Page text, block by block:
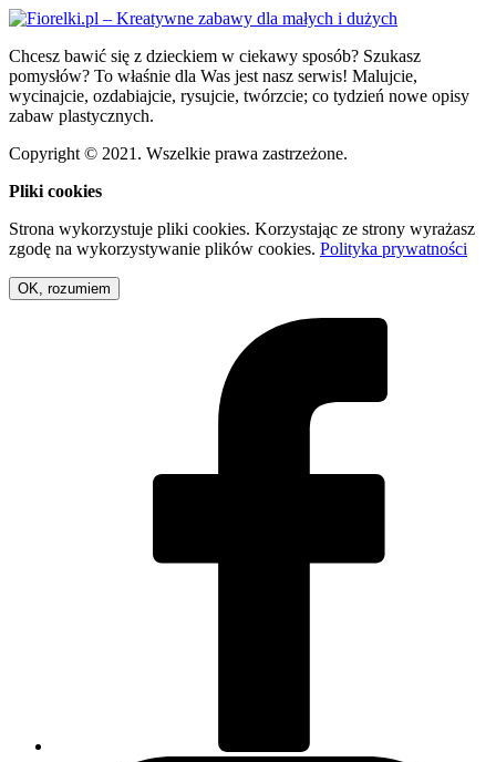
Chcesz bawić się z dzieckiem w ciekawy sposób? Szukasz
pomysłów? To właśnie dla Was jest nasz serwis! Malujcie,
wycinajcie, ozdabiajcie, rysujcie, twórzcie; co tydzień nowe opisy
zabaw plastycznych.
Copyright © 2021. Wszelkie prawa zastrzeżone.
Pliki cookies
Strona wykorzystuje pliki cookies. Korzystając ze strony wyrażasz
zgodę na wykorzystywanie plików cookies. Polityka prywatności
OK, rozumiem